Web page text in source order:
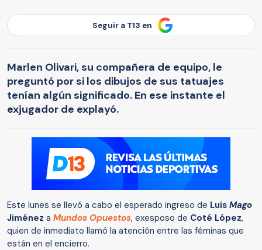
Seguir a T13 en
Marlen Olivari, su compañera de equipo, le
preguntó por si los dibujos de sus tatuajes
tenían algún significado. En ese instante el
exjugador de explayó.
Este lunes se llevó a cabo el esperado ingreso de Luis Mago
Jiménez a Mundos Opuestos, exesposo de Coté López,
quien de inmediato llamó la atención entre las féminas que
están en el encierro.